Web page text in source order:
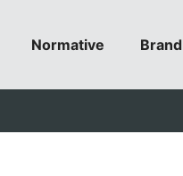
Normative Brand